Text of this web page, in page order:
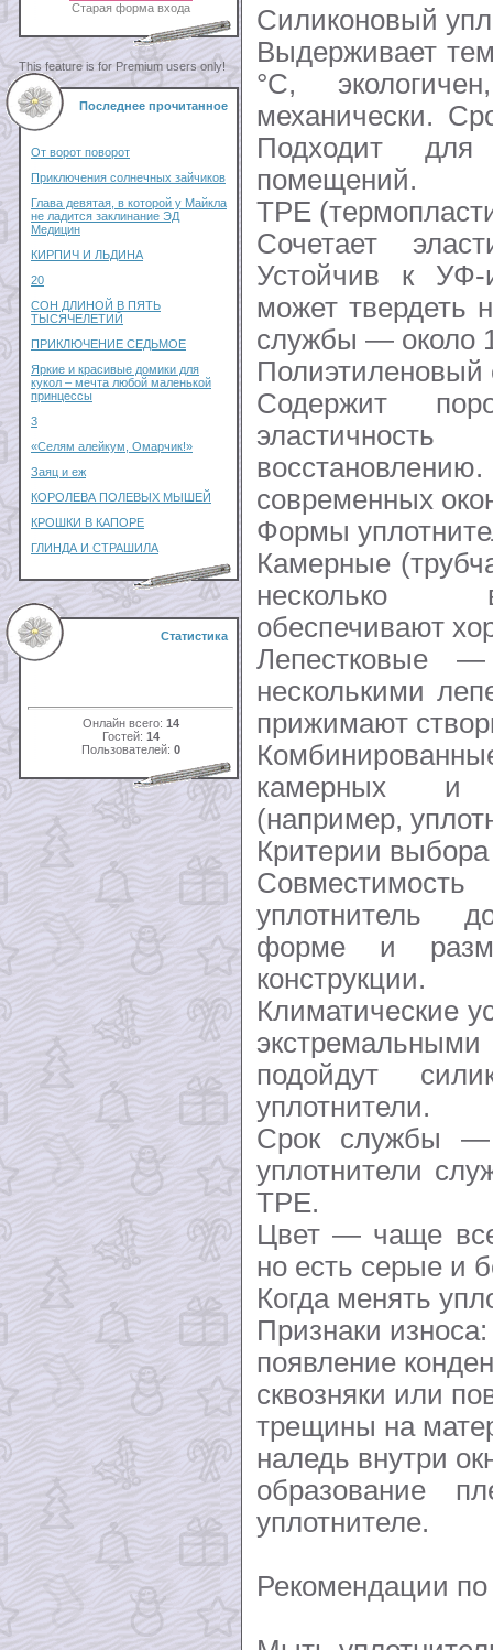
Старая форма входа
This feature is for Premium users only!
Последнее прочитанное
От ворот поворот
Приключения солнечных зайчиков
Глава девятая, в которой у Майкла
не ладится заклинание ЭД
Медицин
КИРПИЧ И ЛЬДИНА
20
СОН ДЛИНОЙ В ПЯТЬ
ТЫСЯЧЕЛЕТИЙ
ПРИКЛЮЧЕНИЕ СЕДЬМОЕ
Яркие и красивые домики для
кукол – мечта любой маленькой
принцессы
3
«Селям алейкум, Омарчик!»
Заяц и еж
КОРОЛЕВА ПОЛЕВЫХ МЫШЕЙ
КРОШКИ В КАПОРЕ
ГЛИНДА И СТРАШИЛА
Статистика
Онлайн всего: 14
Гостей: 14
Пользователей: 0
Силиконовый
Выдерживает
°C,
механически.
Подходит
помещений.
TPE
Сочетает
Устойчив к УФ-
может твердеть
службы — около
Полиэтиленовый
Содержит
современных
Формы
Камерные
несколько
обеспечивают
Лепестковые
несколькими
прижимают
камерных и
(например,
Критерии выбора
уплотнитель
форме и
конструкции.
Климатические
подойдут
уплотнители.
Срок службы —
уплотнители
TPE.
Цвет — чаще
но есть серые и
Когда менять
Признаки износа:
появление
сквозняки или
трещины на
наледь внутри
образование
уплотнителе.
Рекомендации по